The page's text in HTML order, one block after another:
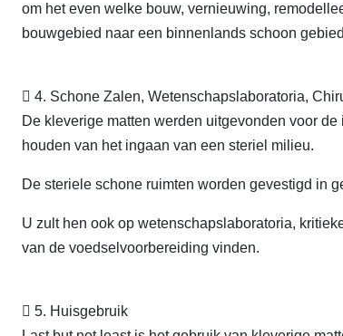
om het even welke bouw, vernieuwing,
bouwgebied naar een binnenlands schoon
 4. Schone Zalen, Wetenschapslaboratoria,
De kleverige matten werden uitgevonden voor
houden van het ingaan van een steriel milieu.
De steriele schone ruimten worden gevestigd in
U zult hen ook op wetenschapslaboratoria,
van de voedselvoorbereiding vinden.
 5. Huisgebruik